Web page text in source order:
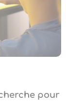
pour